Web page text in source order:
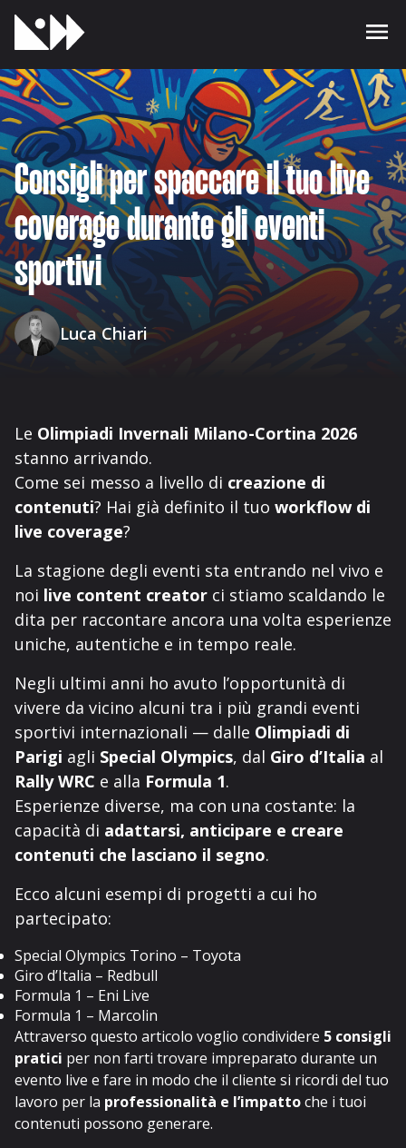
Consigli per spaccare il tuo live
coverage durante gli eventi
sportivi
Luca Chiari
Le Olimpiadi Invernali Milano-Cortina 2026
stanno arrivando.
Come sei messo a livello di creazione di
contenuti? Hai già definito il tuo workflow di
live coverage?
La stagione degli eventi sta entrando nel vivo e
noi live content creator ci stiamo scaldando le
dita per raccontare ancora una volta esperienze
uniche, autentiche e in tempo reale.
Negli ultimi anni ho avuto l’opportunità di
vivere da vicino alcuni tra i più grandi eventi
sportivi internazionali — dalle Olimpiadi di
Parigi agli Special Olympics, dal Giro d’Italia al
Rally WRC e alla Formula 1.
Esperienze diverse, ma con una costante: la
capacità di adattarsi, anticipare e creare
contenuti che lasciano il segno.
Ecco alcuni esempi di progetti a cui ho
partecipato:
Special Olympics Torino – Toyota
Giro d’Italia – Redbull
Formula 1 – Eni Live
Formula 1 – Marcolin
Attraverso questo articolo voglio condividere 5 consigli
pratici per non farti trovare impreparato durante un
evento live e fare in modo che il cliente si ricordi del tuo
lavoro per la professionalità e l’impattoche i tuoi
contenuti possono generare.